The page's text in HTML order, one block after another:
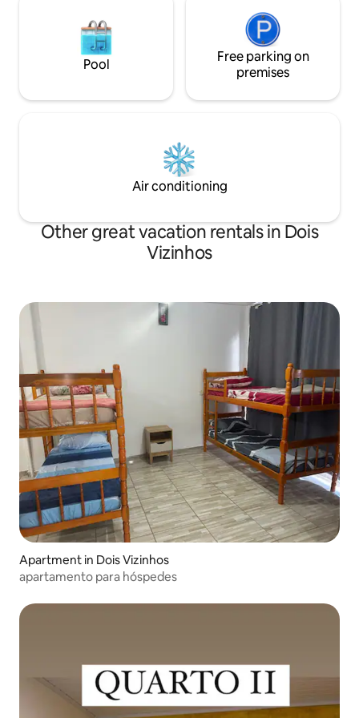
Pool
Free parking on
premises
Air conditioning
Other great vacation rentals in Dois
Vizinhos
Apartment in Dois Vizinhos
apartamento para hóspedes